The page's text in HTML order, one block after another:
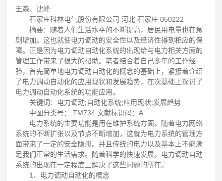
王森、沈峰
石家庄科林电气股份有限公司 河北 石家庄 050222
摘要：随着人们生活水平的不断提高，居民用电量也在急
剧增加。这也就使电力调动的安全性以及经济性得到相应的保
障。正是因为电力调动自动化系统的出现给与电力相关方面的
管理工作带来了很大的帮助。笔者结合着自己多年的工作经
验，首先简单地电力调动自动化的概念的基础上，紧接着介绍
了电力调动自动化的应用现状和发展趋势，在次基础上探讨了
电力调动自动化系统的功能应用。
关键词：电力调动;自动化系统;应用现状;发展趋势
中图分类号： TM734 文献标识码：A
电力系统的主要功能是用在维护系统方面。随着电力网络
系统的不断扩张以及节点不断增加，这就为电力系统的管理方
面带来了一定的安全隐患。并且传统的电力以及基本上不能满
足我们正常的生活需求。随着科学的快速发展，电力调动自动
系统的出现在一定程度上解决了这些问题的所在。
1、电力调动自动化的概念